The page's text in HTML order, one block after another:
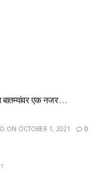
बातम्यांवर एक नजर…
ON OCTOBER 1, 2021
0